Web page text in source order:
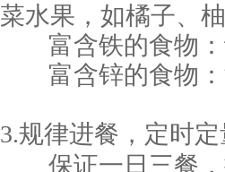
菜水果，如橘子、
富含铁的食物
富含锌的食物
3.规律进餐，定时定
保证一日三餐